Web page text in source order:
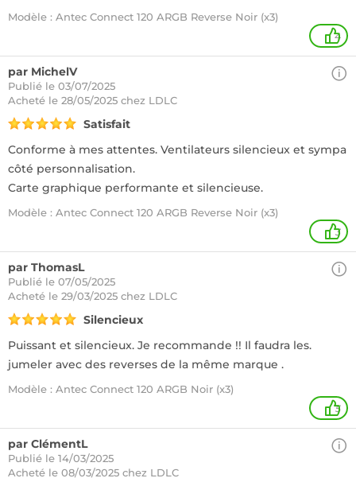
Modèle : Antec Connect 120 ARGB Reverse Noir (x3)
4
par MichelV
Publié le 03/07/2025
Acheté le 28/05/2025 chez LDLC
Satisfait
Conforme à mes attentes. Ventilateurs silencieux et sympa
côté personnalisation.
Carte graphique performante et silencieuse.
Modèle : Antec Connect 120 ARGB Reverse Noir (x3)
3
par ThomasL
Publié le 07/05/2025
Acheté le 29/03/2025 chez LDLC
Silencieux
Puissant et silencieux. Je recommande !! Il faudra les.
jumeler avec des reverses de la même marque .
Modèle : Antec Connect 120 ARGB Noir (x3)
5
par ClémentL
Publié le 14/03/2025
Acheté le 08/03/2025 chez LDLC